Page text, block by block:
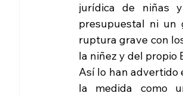
jurídica de niñas
presupuestal ni
ruptura grave con
la niñez y del propio
Así lo han advertido
la medida como